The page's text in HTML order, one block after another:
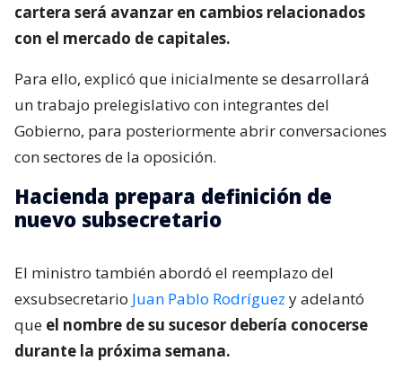
cartera será avanzar en cambios relacionados
con el mercado de capitales.
Para ello, explicó que inicialmente se desarrollará
un trabajo prelegislativo con integrantes del
Gobierno, para posteriormente abrir conversaciones
con sectores de la oposición.
Hacienda prepara definición de
nuevo subsecretario
El ministro también abordó el reemplazo del
exsubsecretario Juan Pablo Rodríguez y adelantó
que el nombre de su sucesor debería conocerse
durante la próxima semana.